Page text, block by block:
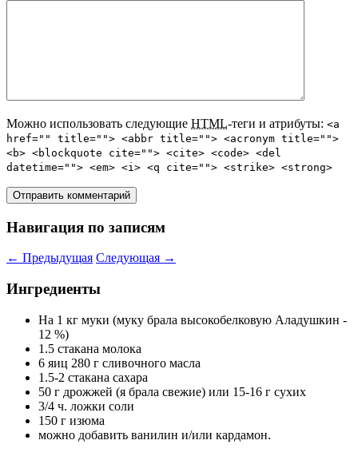
Можно использовать следующие HTML-теги и атрибуты: <a
href="" title=""> <abbr title=""> <acronym title="">
<b> <blockquote cite=""> <cite> <code> <del
datetime=""> <em> <i> <q cite=""> <strike> <strong>
Навигация по записям
← Предыдущая Следующая →
Ингредиенты
На 1 кг муки (муку брала высокобелковую Аладушкин -
12 %)
1.5 стакана молока
6 яиц 280 г сливочного масла
1.5-2 стакана саxара
50 г дрожжей (я брала свежие) или 15-16 г сухих
3/4 ч. ложки соли
150 г изюма
можно добавить ванилин и/или кардамон.